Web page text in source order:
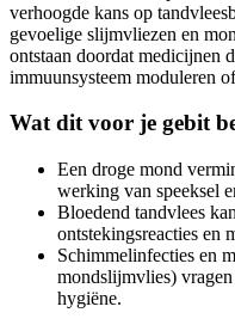
verhoogde kans op
gevoelige slijmvliezen en
ontstaan doordat medicijnen
immuunsysteem moduleren
Wat dit voor je gebit
Een droge mond
werking van speeksel
Bloedend tandvlees
ontstekingsreacties en
Schimmelinfecties en
mondslijmvlies)
hygiëne.